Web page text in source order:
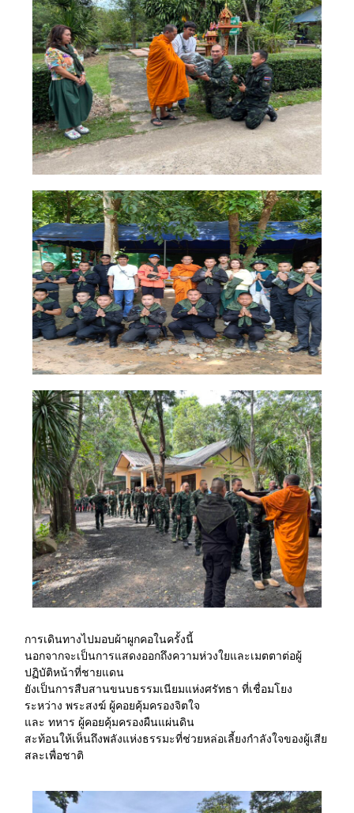
การเดินทางไปมอบผ้าผูกคอในครั้งนี้
นอกจากจะเป็นการแสดงออกถึงความห่วงใยและเมตตาต่อผู้
ปฏิบัติหน้าที่ชายแดน
ยังเป็นการสืบสานขนบธรรมเนียมแห่งศรัทธา ที่เชื่อมโยง
ระหว่าง พระสงฆ์ ผู้คอยคุ้มครองจิตใจ
และ ทหาร ผู้คอยคุ้มครองผืนแผ่นดิน
สะท้อนให้เห็นถึงพลังแห่งธรรมะที่ช่วยหล่อเลี้ยงกำลังใจของผู้เสีย
สละเพื่อชาติ